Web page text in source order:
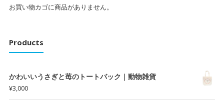
お買い物カゴに商品がありません。
Products
かわいいうさぎと苺のトートバック｜動物雑貨
¥3,000